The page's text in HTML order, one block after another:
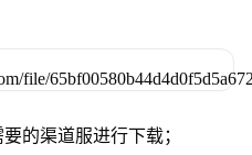
的渠道服进行下载；